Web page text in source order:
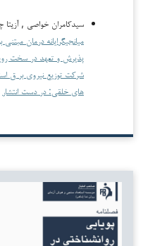
سیدکامران خواصی ,
میانجیگرایانه درمان
پذیرش و تعهد در سخت
شرکت توزیع نیروی بر ق
های خلقی: در دست انتشار